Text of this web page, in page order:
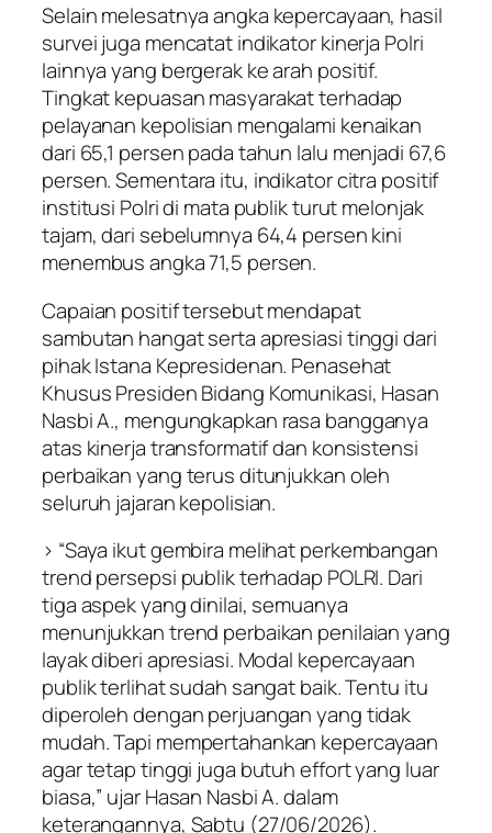
Selain melesatnya angka kepercayaan, hasil
survei juga mencatat indikator kinerja Polri
lainnya yang bergerak ke arah positif.
Tingkat kepuasan masyarakat terhadap
pelayanan kepolisian mengalami kenaikan
dari 65,1 persen pada tahun lalu menjadi 67,6
persen. Sementara itu, indikator citra positif
institusi Polri di mata publik turut melonjak
tajam, dari sebelumnya 64,4 persen kini
menembus angka 71,5 persen.
Capaian positif tersebut mendapat
sambutan hangat serta apresiasi tinggi dari
pihak Istana Kepresidenan. Penasehat
Khusus Presiden Bidang Komunikasi, Hasan
Nasbi A., mengungkapkan rasa bangganya
atas kinerja transformatif dan konsistensi
perbaikan yang terus ditunjukkan oleh
seluruh jajaran kepolisian.
> “Saya ikut gembira melihat perkembangan
trend persepsi publik terhadap POLRI. Dari
tiga aspek yang dinilai, semuanya
menunjukkan trend perbaikan penilaian yang
layak diberi apresiasi. Modal kepercayaan
publik terlihat sudah sangat baik. Tentu itu
diperoleh dengan perjuangan yang tidak
mudah. Tapi mempertahankan kepercayaan
agar tetap tinggi juga butuh effort yang luar
biasa,” ujar Hasan Nasbi A. dalam
keterangannya, Sabtu (27/06/2026).